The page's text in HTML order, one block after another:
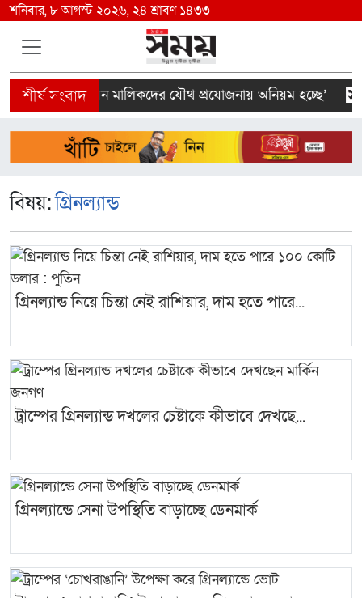
শনিবার, ৮ আগস্ট ২০২৬, ২৪ শ্রাবণ ১৪৩৩
ইন্সপেক্টর ও ভবন মালিকদের যৌথ প্রযোজনায় অনিয়ম হচ্ছে’
বিষয়:গ্রিনল্যান্ড
গ্রিনল্যান্ড নিয়ে চিন্তা নেই রাশিয়ার, দাম হতে পারে...
ট্রাম্পের গ্রিনল্যান্ড দখলের চেষ্টাকে কীভাবে দেখছে...
গ্রিনল্যান্ডে সেনা উপস্থিতি বাড়াচ্ছে ডেনমার্ক